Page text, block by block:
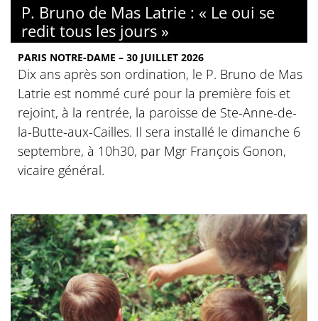
P. Bruno de Mas Latrie : « Le oui se
redit tous les jours »
PARIS NOTRE-DAME – 30 JUILLET 2026
Dix ans après son ordination, le P. Bruno de Mas
Latrie est nommé curé pour la première fois et
rejoint, à la rentrée, la paroisse de Ste-Anne-de-
la-Butte-aux-Cailles. Il sera installé le dimanche 6
septembre, à 10h30, par Mgr François Gonon,
vicaire général.